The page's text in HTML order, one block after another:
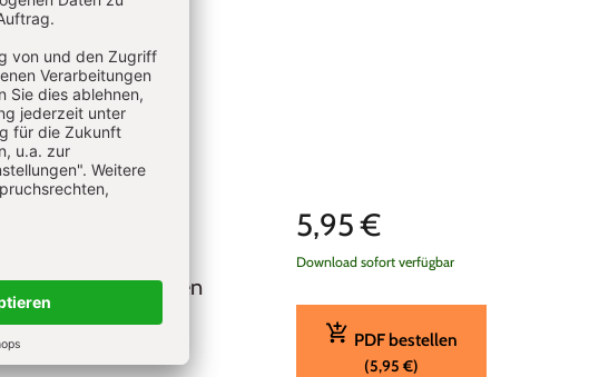
zwischen
5,95 €
Download sofort verfügbar
PDF bestellen
(5,95 €)